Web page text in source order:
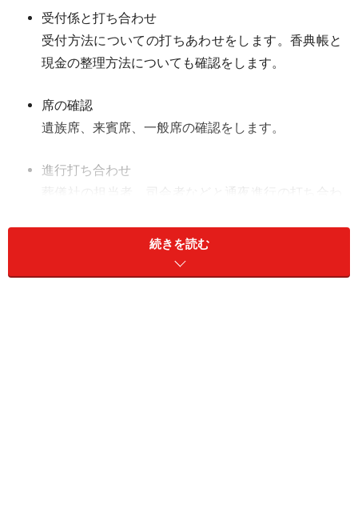
受付係と打ち合わせ
受付方法についての打ちあわせをします。香典帳と
現金の整理方法についても確認をします。
席の確認
遺族席、来賓席、一般席の確認をします。
進行打ち合わせ
葬儀社の担当者、司会者などと通夜進行の打ち合わ
認をしておきます。
僧侶へ挨拶
続きを読む